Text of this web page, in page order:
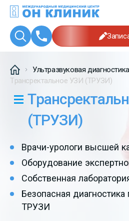
Ультразвуковая диагностика
Трансректальное УЗИ (ТРУЗИ)
(ТРУЗИ)
Врачи-урологи высшей
Оборудование
Собственная
Безопасная
ТРУЗИ